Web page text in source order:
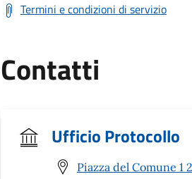
Termini e condizioni di servizio
Contatti
Ufficio Protocollo
Piazza del Comune 1